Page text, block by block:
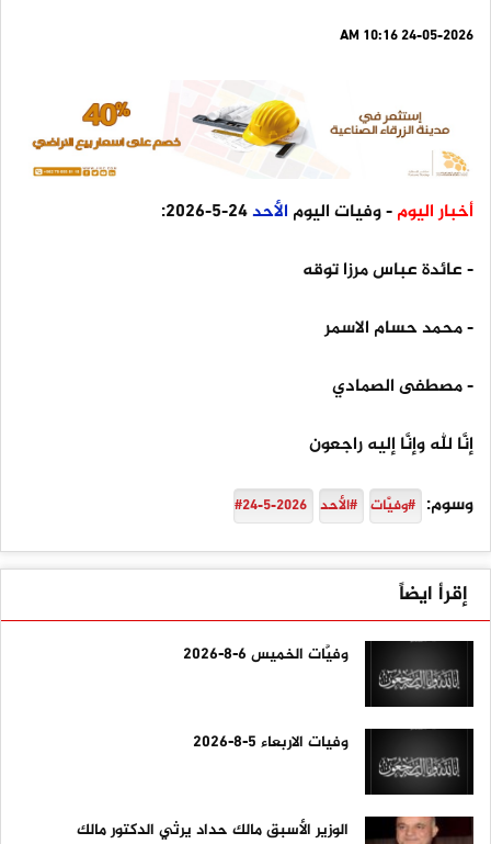
24-05-2026 10:16 AM
أخبار اليوم- وفيات اليوم الأحد
- عائدة عباس مرزا توقه
- محمد حسام الاسمر
- مصطفى الصمادي
إنَّا لله وإنَّا إليه راجعون
وسوم: #وفيَّات #الأحد #24-5-2026
إقرأ ايضاً
وفيَّات الخميس 6-8-2026
وفيات الاربعاء 5-8-2026
الوزير الأسبق مالك حداد يرثي الدكتور مالك